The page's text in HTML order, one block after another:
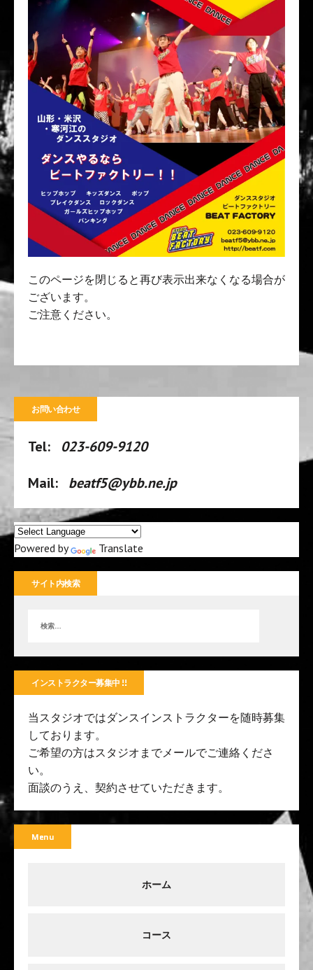
このページを閉じると再び表示出来なくなる場合が
ございます。
ご注意ください。
お問い合わせ
Tel: 023-609-9120
Mail: beatf5@ybb.ne.jp
Powered by Translate
サイト内検索
インストラクター募集中 !!
当スタジオではダンスインストラクターを随時募集
しております。
ご希望の方はスタジオまでメールでご連絡くださ
い。
面談のうえ、契約させていただきます。
Menu
ホーム
コース